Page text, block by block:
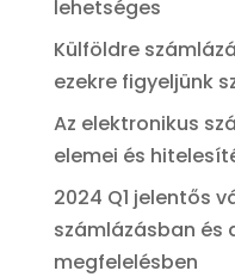
lehetséges
Külföldre
ezekre figyeljünk
Az elektronikus
elemei és
2024 Q1 jelentős
számlázásban és
megfelelésben